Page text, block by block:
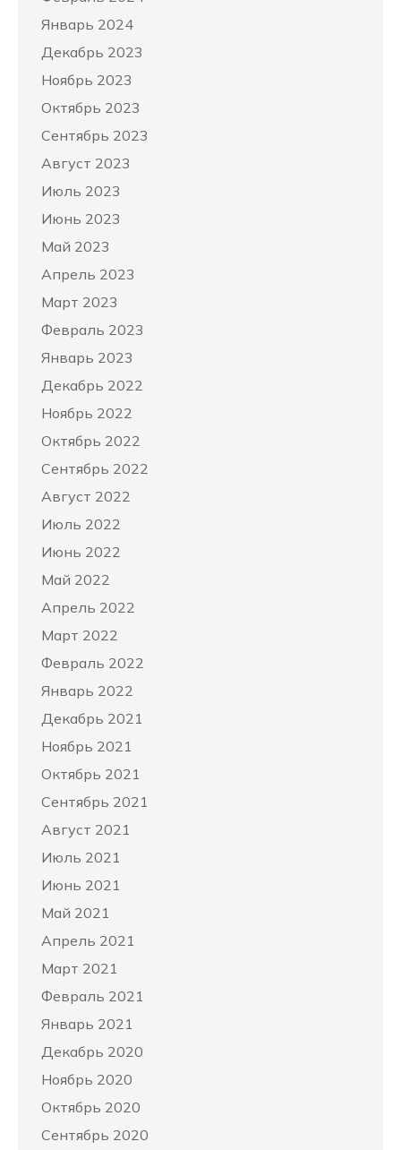
Январь 2024
Декабрь 2023
Ноябрь 2023
Октябрь 2023
Сентябрь 2023
Август 2023
Июль 2023
Июнь 2023
Май 2023
Апрель 2023
Март 2023
Февраль 2023
Январь 2023
Декабрь 2022
Ноябрь 2022
Октябрь 2022
Сентябрь 2022
Август 2022
Июль 2022
Июнь 2022
Май 2022
Апрель 2022
Март 2022
Февраль 2022
Январь 2022
Декабрь 2021
Ноябрь 2021
Октябрь 2021
Сентябрь 2021
Август 2021
Июль 2021
Июнь 2021
Май 2021
Апрель 2021
Март 2021
Февраль 2021
Январь 2021
Декабрь 2020
Ноябрь 2020
Октябрь 2020
Сентябрь 2020